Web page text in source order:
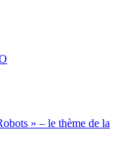
» – le thème de la